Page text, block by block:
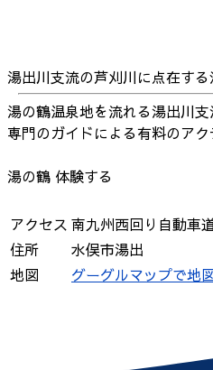
湯出川支流の芦刈川に点在する
湯の鶴温泉地を流れる湯出川
専門のガイドによる有料のア
湯の鶴 体験する
アクセス 南九州西回り自動車
住所
水俣市湯出
地図
グーグルマップで地